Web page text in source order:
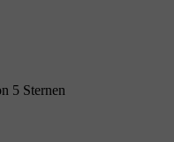
5 Sternen